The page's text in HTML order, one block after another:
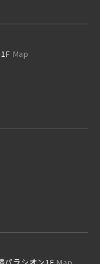
譲
Map
パラシオン1F Map